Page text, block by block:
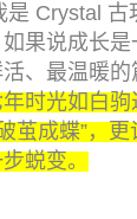
是 Crystal
果说成长是
、最温暖的
时光如白
茧成蝶”，
蜕变。